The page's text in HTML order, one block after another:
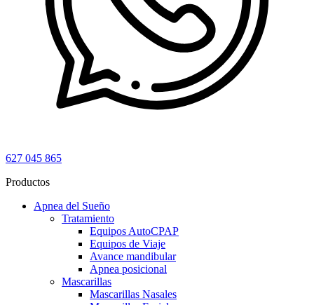
627 045 865
Productos
Apnea del Sueño
Tratamiento
Equipos AutoCPAP
Equipos de Viaje
Avance mandibular
Apnea posicional
Mascarillas
Mascarillas Nasales